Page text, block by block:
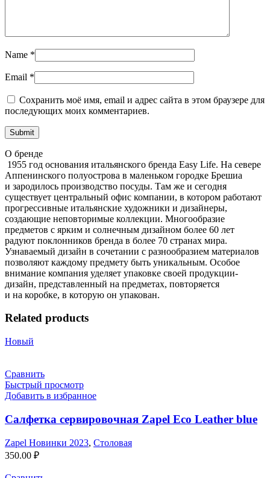
Name *
Email *
Сохранить моё имя, email и адрес сайта в этом браузере для
последующих моих комментариев.
О бренде
1955 год основания итальянского бренда Easy Life. На севере
Аппенинского полуострова в маленьком городке Брешиа
и зародилось производство посуды. Там же и сегодня
существует центральный офис компании, в котором работают
прогрессивные итальянские художники и дизайнеры,
создающие неповторимые коллекции. Многообразие
предметов с ярким и солнечным дизайном более 60 лет
радуют поклонников бренда в более 70 странах мира.
Узнаваемый дизайн в сочетании с разнообразием материалов
позволяют каждому предмету быть уникальным. Особое
внимание компания уделяет упаковке своей продукции-
дизайн, представленный на предметах, повторяется
и на коробке, в которую он упакован.
Related products
Новый
Сравнить
Быстрый просмотр
Добавить в избранное
Салфетка сервировочная Zapel Eco Leather blue
Zapel Новинки 2023, Столовая
350.00 ₽